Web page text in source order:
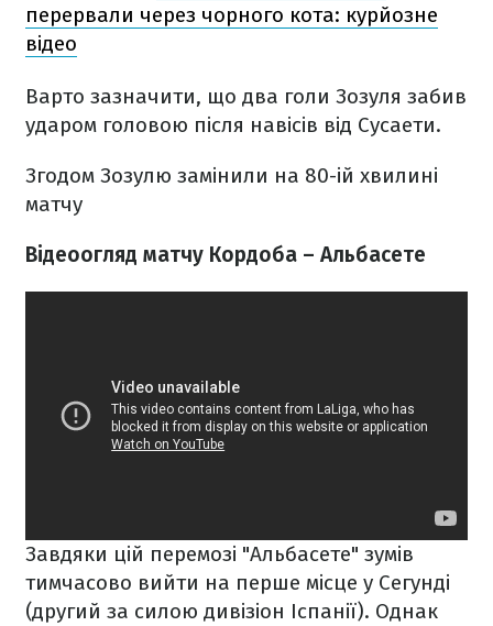
перервали через чорного кота: курйозне
відео
Варто зазначити, що два голи Зозуля забив
ударом головою після навісів від Сусаети.
Згодом Зозулю замінили на 80-ій хвилині
матчу
Відеоогляд матчу Кордоба – Альбасете
Завдяки цій перемозі "Альбасете" зумів
тимчасово вийти на перше місце у Сегунді
(другий за силою дивізіон Іспанії). Однак